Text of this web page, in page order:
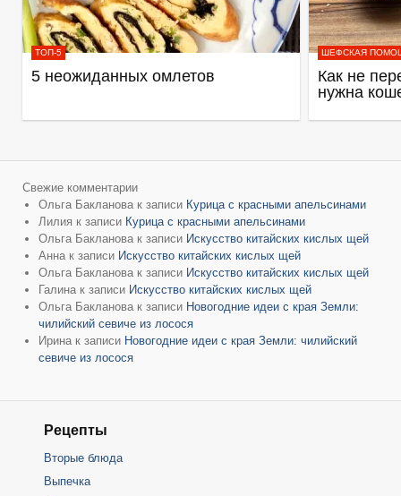
ТОП-5
5 неожиданных омлетов
ШЕФСКАЯ
Как не
нужна
Свежие комментарии
Ольга Бакланова к записи Курица с красными апельсинами
Лилия к записи Курица с красными апельсинами
Ольга Бакланова к записи Искусство китайских кислых щей
Анна к записи Искусство китайских кислых щей
Ольга Бакланова к записи Искусство китайских кислых щей
Галина к записи Искусство китайских кислых щей
Ольга Бакланова к записи Новогодние идеи с края Земли:
чилийский севиче из лосося
Ирина к записи Новогодние идеи с края Земли: чилийский
севиче из лосося
Рецепты
Вторые блюда
Выпечка